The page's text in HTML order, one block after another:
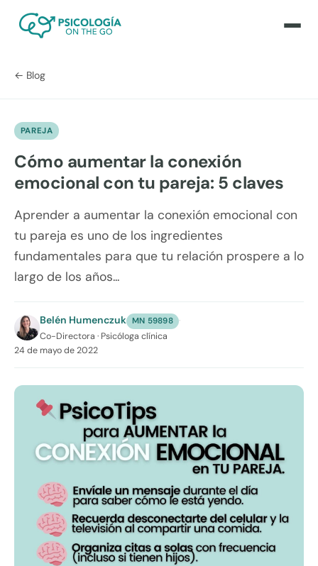
← Blog
PAREJA
Cómo aumentar la conexión
emocional con tu pareja: 5 claves
Aprender a aumentar la conexión emocional con
tu pareja es uno de los ingredientes
fundamentales para que tu relación prospere a lo
largo de los años...
Belén Humenczuk MN 59898 ·
Co-Directora · Psicóloga clínica
24 de mayo de 2022